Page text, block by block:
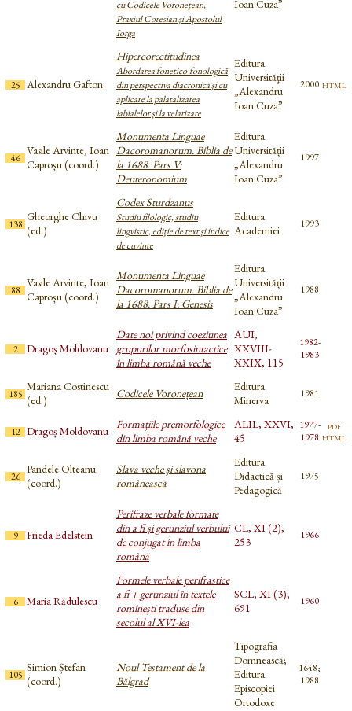
cu Codicele Voroneţean,
Praxiul Coresian şi Apostolul
Iorga
Ioan Cuza”
25 Alexandru Gafton
Hipercorectitudinea
Abordarea fonetico-fonologică
din perspectiva diacronică şi cu
aplicare la palatalizarea
labialelor şi la velarizare
Editura
Universităţii
„Alexandru
Ioan Cuza”
2000 html
46
Vasile Arvinte, Ioan
Caproșu (coord.)
Monumenta Linguae
Dacoromanorum. Biblia de
la 1688. Pars V:
Deuteronomium
Editura
Universității
„Alexandru
Ioan Cuza”
1997
138
Gheorghe Chivu
(ed.)
Codex Sturdzanus
Studiu filologic, studiu
lingvistic, ediţie de text şi indice
de cuvinte
Editura
Academiei
1993
88
Vasile Arvinte, Ioan
Caproșu (coord.)
Monumenta Linguae
Dacoromanorum. Biblia de
la 1688. Pars I: Genesis
Editura
Universității
„Alexandru
Ioan Cuza”
1988
2 Dragoș Moldovanu
Date noi privind coeziunea
grupurilor morfosintactice
în limba română veche
AUI,
XXVIII-
XXIX, 115
1982-
1983
185
Mariana Costinescu
(ed.)
Codicele Voronețean
Editura
Minerva
1981
12 Dragoș Moldovanu Formaţiile premorfologice
din limba română veche
ALIL, XXVI,
45
1977-
1978
pdf
html
26
Pandele Olteanu
(coord.)
Slava veche şi slavona
românească
Editura
Didactică și
Pedagogică
1975
9 Frieda Edelstein
Perifraze verbale formate
din a fi și gerunziul verbului
de conjugat în limba
română
CL, XI (2),
253
1966
6 Maria Rădulescu
Formele verbale perifrastice
a fi + gerunziul în textele
romînești traduse din
secolul al XVI-lea
SCL, XI (3),
691
1960
105
Simion Ștefan
(coord.)
Noul Testament de la
Bălgrad
Tipografia
Domnească;
Editura
Episcopiei
Ortodoxe
1648;
1988